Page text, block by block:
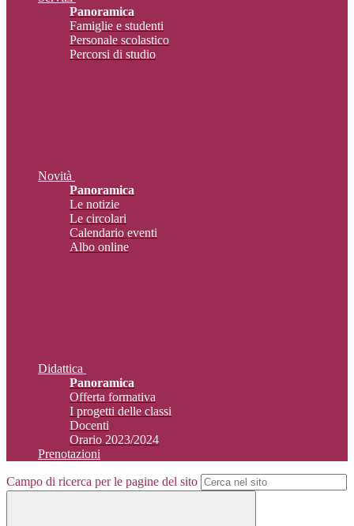
Panoramica
Famiglie e studenti
Personale scolastico
Percorsi di studio
Novità
Panoramica
Le notizie
Le circolari
Calendario eventi
Albo online
Didattica
Panoramica
Offerta formativa
I progetti delle classi
Docenti
Orario 2023/2024
Prenotazioni
Campo di ricerca per le pagine del sito